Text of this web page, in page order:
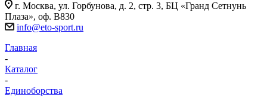
г. Москва, ул. Горбунова, д. 2, стр. 3, БЦ «Гранд Сетнунь
Плаза», оф. В830
info@eto-sport.ru
Главная
-
Каталог
-
Единоборства